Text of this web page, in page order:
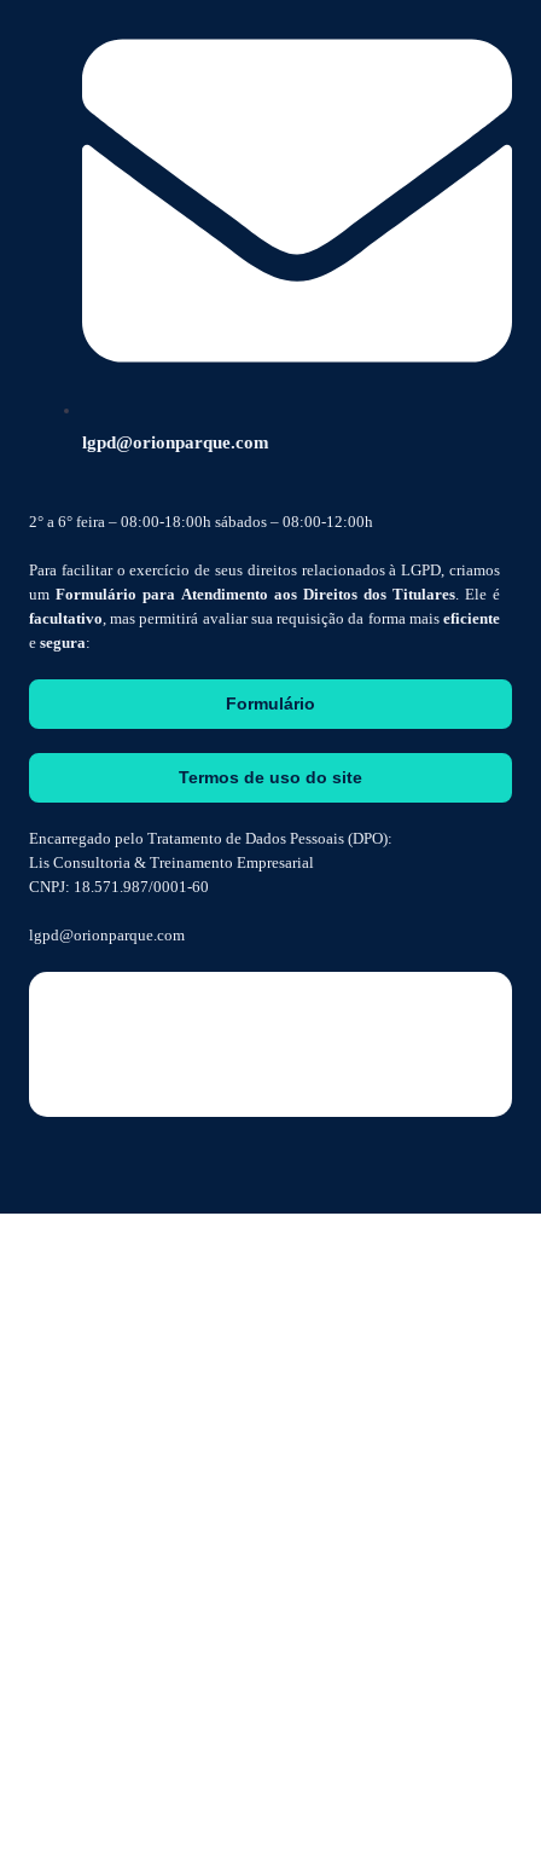
lgpd@orionparque.com
2° a 6° feira – 08:00-18:00h sábados – 08:00-12:00h
Para facilitar o exercício de seus direitos relacionados à LGPD, criamos
um Formulário para Atendimento aos Direitos dos Titulares. Ele é
facultativo, mas permitirá avaliar sua requisição da forma mais eficiente
e segura:
Formulário
Termos de uso do site
Encarregado pelo Tratamento de Dados Pessoais (DPO):
Lis Consultoria & Treinamento Empresarial
CNPJ: 18.571.987/0001-60
lgpd@orionparque.com